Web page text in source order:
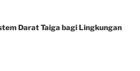
Darat Taiga bagi Lingkungan